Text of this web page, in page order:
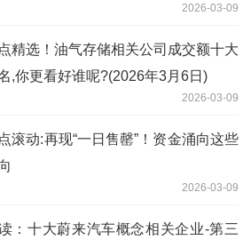
2026-03-09
精选！油气存储相关公司成交额十大
,你更看好谁呢?(2026年3月6日)
2026-03-09
滚动:再现“一日售罄”！资金涌向这些
2026-03-09
：十大蔚来汽车概念相关企业-第三